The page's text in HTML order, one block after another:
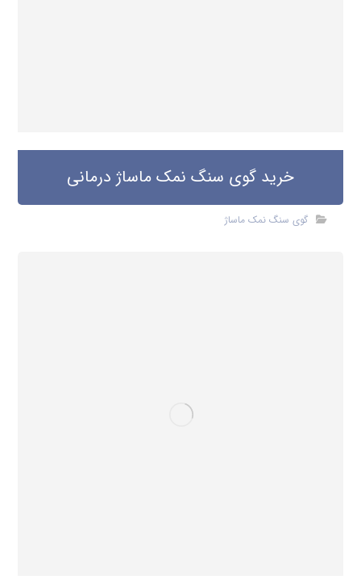
خرید گوی سنگ نمک ماساژ درمانی
گوی سنگ نمک ماساژ